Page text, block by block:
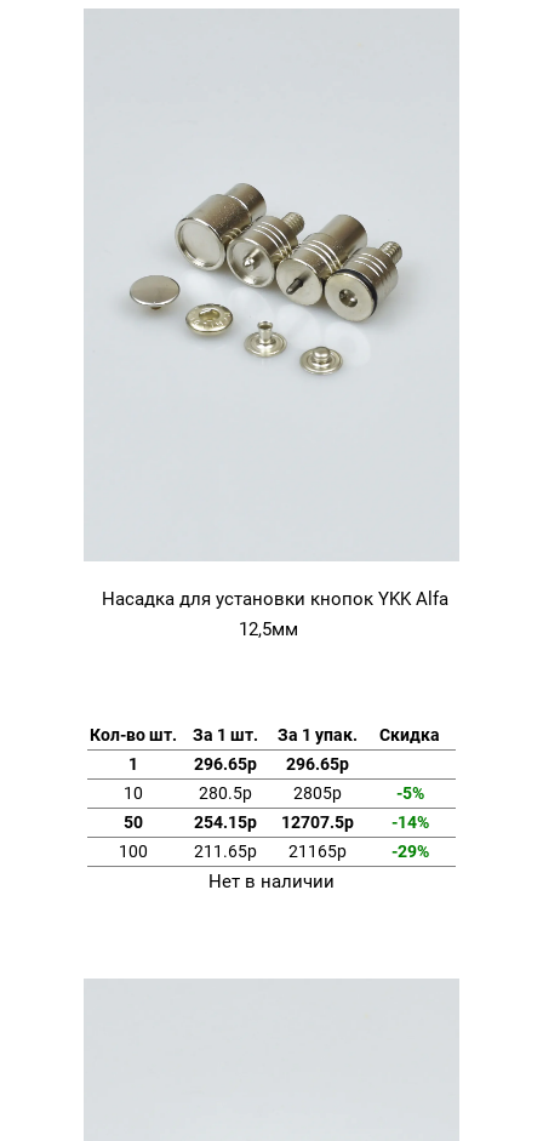
Насадка для установки кнопок YKK Alfa
12,5мм
Кол-во шт. За 1 шт. За 1 упак.
Скидка
1
296.65р
296.65р
10
280.5р 2805р
-5%
50
254.15р 12707.5р
-14%
100
211.65р 21165р -29%
Нет в наличии